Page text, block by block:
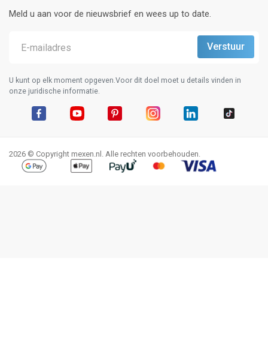
Meld u aan voor de nieuwsbrief en wees up to date.
U kunt op elk moment opgeven.Voor dit doel moet u details vinden in
onze juridische informatie.
2026 © Copyright mexen.nl. Alle rechten voorbehouden.